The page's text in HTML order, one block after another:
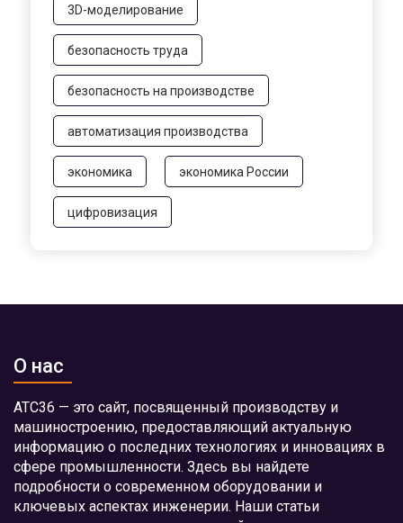
3D-моделирование
безопасность труда
безопасность на производстве
автоматизация производства
экономика экономика России
цифровизация
О нас
АТС36 — это сайт, посвященный производству и
машиностроению, предоставляющий актуальную
информацию о последних технологиях и инновациях в
сфере промышленности. Здесь вы найдете
подробности о современном оборудовании и
ключевых аспектах инженерии. Наши статьи